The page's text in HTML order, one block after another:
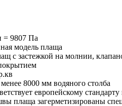
= 9807 Па
модель плаща
с застежкой на молнии,
8000 мм водяного столба
европейскому
плаща загерметизированы